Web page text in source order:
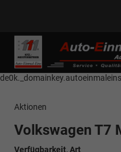
------------ Host Name :
selector1-aee-
Name : selector2._domainkey
Aktionen
Volkswagen T7
Verfügbarkeit, Art